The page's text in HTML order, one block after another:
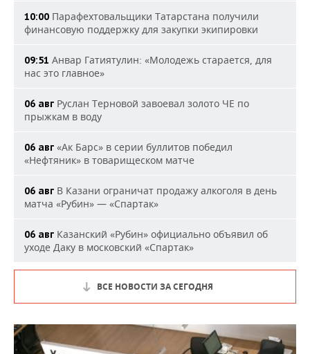
10:00 Парафехтовальщики Татарстана получили
финансовую поддержку для закупки экипировки
09:51 Анвар Гатиятулин: «Молодежь старается, для
нас это главное»
06 авг Руслан Терновой завоевал золото ЧЕ по
прыжкам в воду
06 авг «Ак Барс» в серии буллитов победил
«Нефтяник» в товарищеском матче
06 авг В Казани ограничат продажу алкоголя в день
матча «Рубин» — «Спартак»
06 авг Казанский «Рубин» официально объявил об
уходе Даку в московский «Спартак»
ВСЕ НОВОСТИ ЗА СЕГОДНЯ